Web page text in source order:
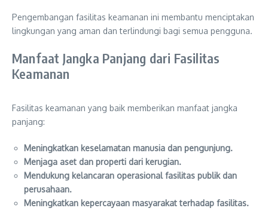
Pengembangan fasilitas keamanan ini membantu menciptakan
lingkungan yang aman dan terlindungi bagi semua pengguna.
Manfaat Jangka Panjang dari Fasilitas
Keamanan
Fasilitas keamanan yang baik memberikan manfaat jangka
panjang:
Meningkatkan keselamatan manusia dan pengunjung.
Menjaga aset dan properti dari kerugian.
Mendukung kelancaran operasional fasilitas publik dan
perusahaan.
Meningkatkan kepercayaan masyarakat terhadap fasilitas.